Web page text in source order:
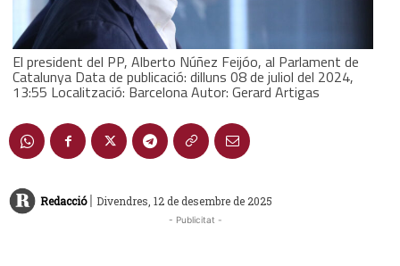
El president del PP, Alberto Núñez Feijóo, al Parlament de
Catalunya Data de publicació: dilluns 08 de juliol del 2024,
13:55 Localització: Barcelona Autor: Gerard Artigas
Redacció | Divendres, 12 de desembre de 2025
- Publicitat -